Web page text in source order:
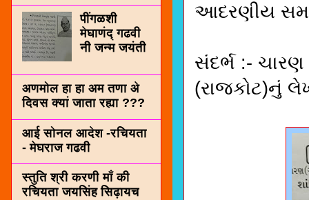
આદરણીય
સંદર્ભ :-
(રાજકોટ)નું
पींगळशी
मेघाणंद् गढवी
नी जन्म जयंती
अणमोल हा हा अम तणा अे
दिवस क्यां जाता रह्या ???
आई सोनल आदेश -रचियता
- मेघराज गढवी
स्तुति श्री करणी माँ की
रचियता जयसिंह सिढ़ायच